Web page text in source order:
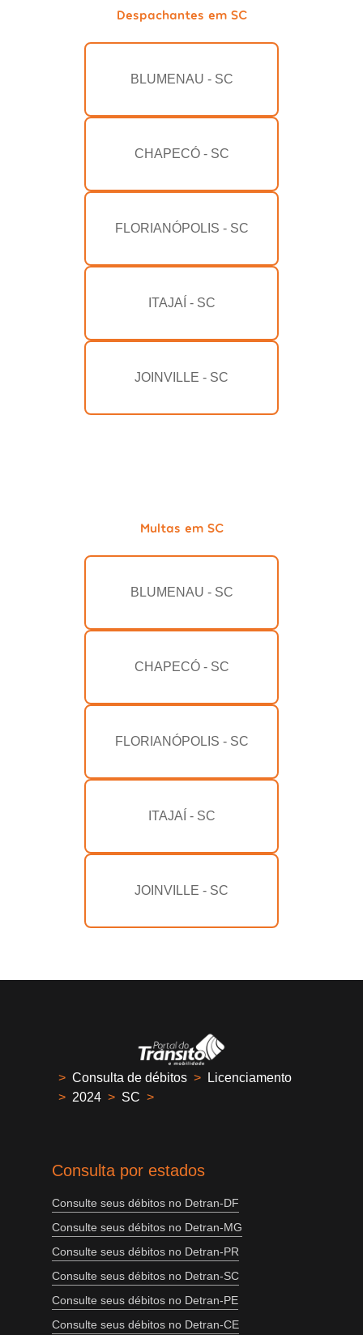
Despachantes em SC
BLUMENAU - SC
CHAPECÓ - SC
FLORIANÓPOLIS - SC
ITAJAÍ - SC
JOINVILLE - SC
Multas em SC
BLUMENAU - SC
CHAPECÓ - SC
FLORIANÓPOLIS - SC
ITAJAÍ - SC
JOINVILLE - SC
> Consulta de débitos >
Licenciamento
> 2024 > SC >
Consulta por estados
Consulte seus débitos no Detran-DF
Consulte seus débitos no Detran-MG
Consulte seus débitos no Detran-PR
Consulte seus débitos no Detran-SC
Consulte seus débitos no Detran-PE
Consulte seus débitos no Detran-CE